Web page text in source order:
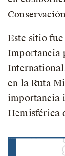
Este sitio
Importancia
en la Ruta
importancia
Hemisférica